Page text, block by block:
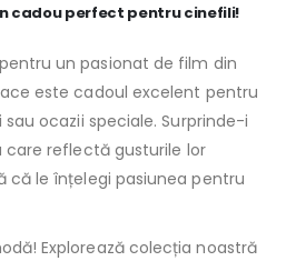
cadou perfect pentru cinefili!
un pasionat de film din
este cadoul excelent pentru
ocazii speciale. Surprinde-i
reflectă gusturile lor
le înțelegi pasiunea pentru
Explorează colecția noastră